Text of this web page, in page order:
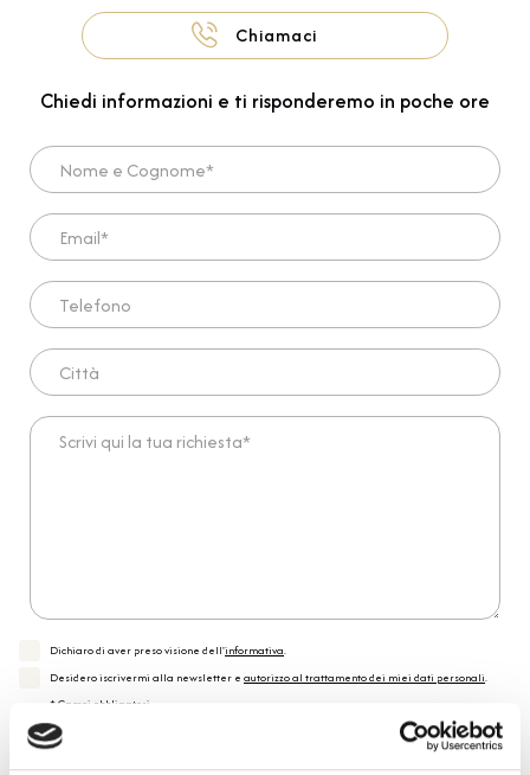
Chiamaci
Chiedi informazioni e ti risponderemo in poche ore
Nome e Cognome*
Email*
Telefono
Città
Scrivi qui la tua richiesta*
Dichiaro di aver preso visione dell'informativa.
Desidero iscrivermi alla newsletter e autorizzo al trattamento dei miei dati personali.
* Campi obbligatori